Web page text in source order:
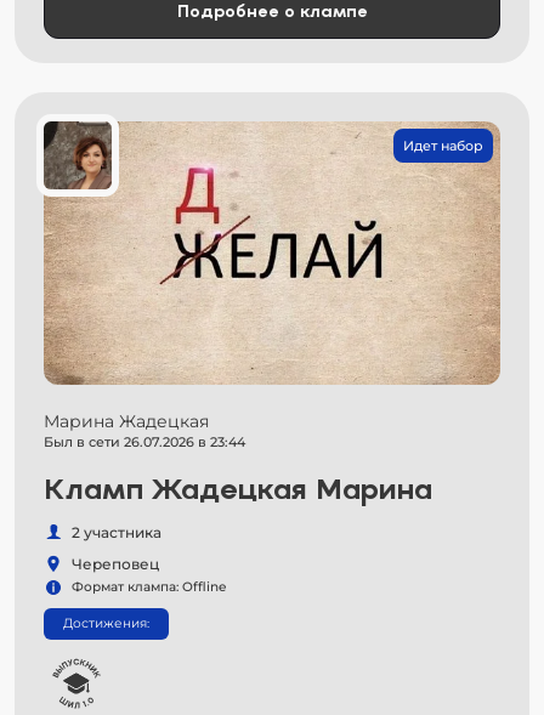
Подробнее о клампе
Идет набор
Марина Жадецкая
Был в сети 26.07.2026 в 23:44
Кламп Жадецкая Марина
2 участника
Череповец
Формат клампа: Offline
Достижения: